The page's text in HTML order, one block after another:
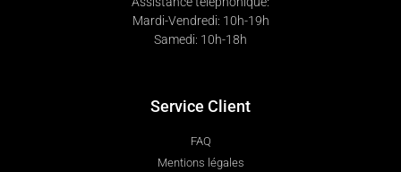
Mardi-Vendredi: 10h-19h
Samedi: 10h-18h
Service Client
FAQ
Mentions légales